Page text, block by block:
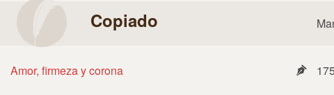
Copiado
Amor, firmeza y corona